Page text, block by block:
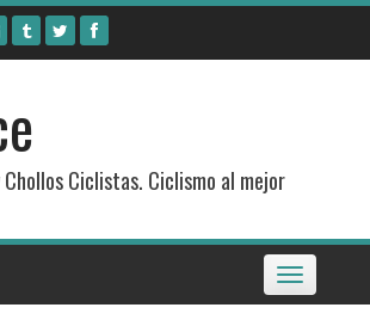
Ciclistas. Ciclismo al mejor
Toggle
navigation